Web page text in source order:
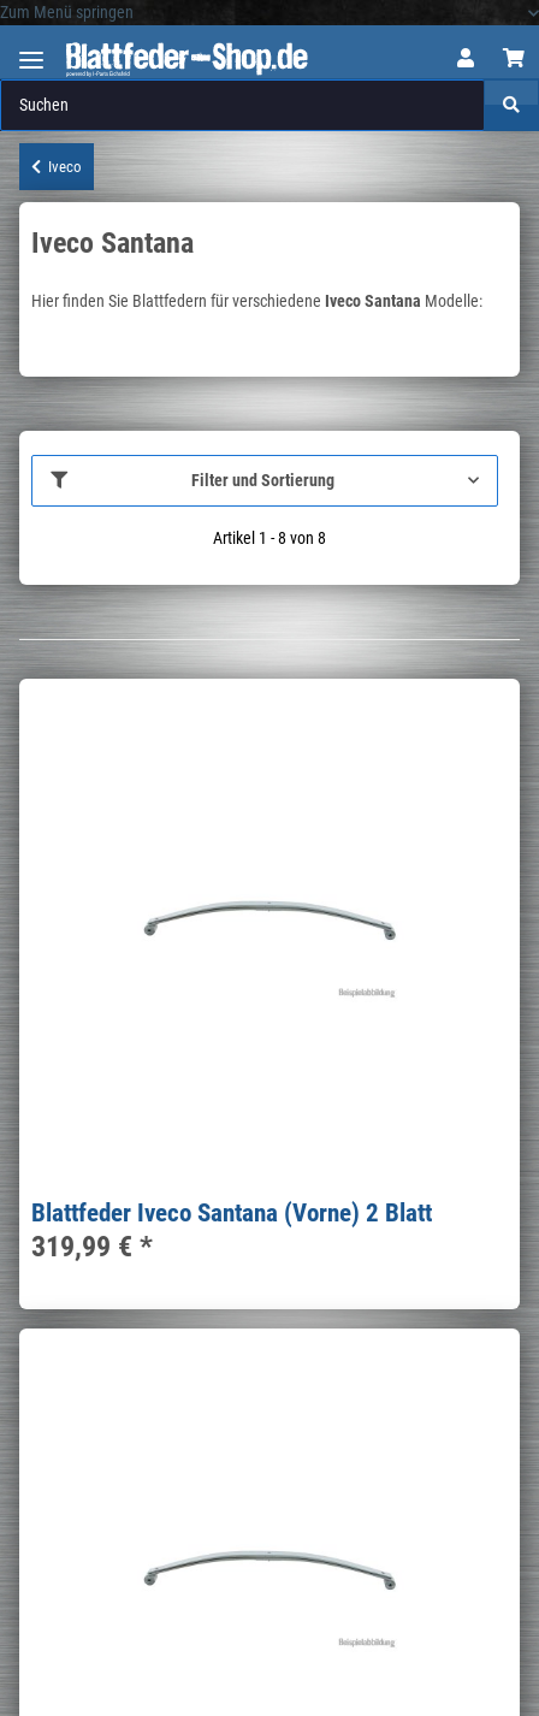
Zum Menü springen
Iveco
Iveco Santana
Hier finden Sie Blattfedern für verschiedene Iveco Santana Modelle:
Filter und Sortierung
Artikel 1 - 8 von 8
Blattfeder Iveco Santana (Vorne) 2 Blatt
319,99 € *